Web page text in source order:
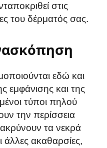
στις
του δέρματός σας.
εδώ και
εμφάνισης και της
τύποι πηλού
την περίσσεια
τα νεκρά
άλλες ακαθαρσίες,